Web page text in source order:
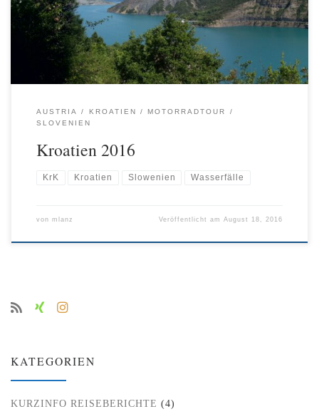
Starthotel zum kennenlernen. Wir waren eine bunt gemischte
Gruppe mit ganz unterschiedlichen Tourenerfahrungen. Eine
Herausforderung […]
AUSTRIA KROATIEN
MOTORRADTOUR
SLOVENIEN
Kroatien 2016
KrK Kroatien Slowenien Wasserfälle
von mlanz Veröffentlicht amAugust 18, 2016
KATEGORIEN
KURZINFO REISEBERICHTE (4)